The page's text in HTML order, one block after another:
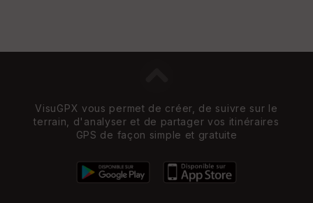
VisuGPX vous permet de créer, de suivre sur le
terrain, d'analyser et de partager vos itinéraires
GPS de façon simple et gratuite